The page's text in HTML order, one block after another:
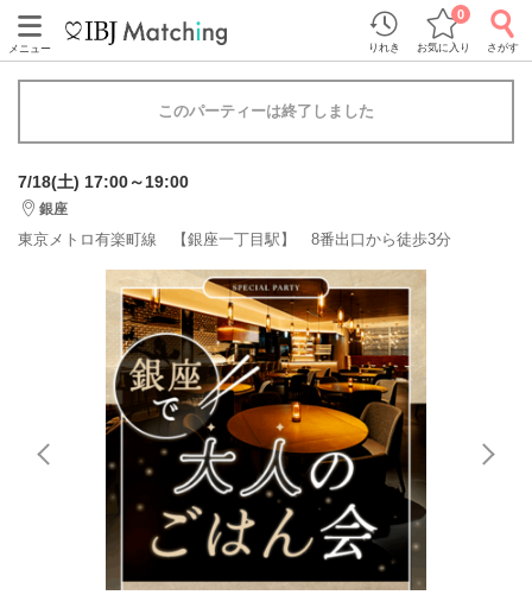
メニュー りれき お気に入り
0
さがす
このパーティーは終了しました
7/18(土) 17:00～19:00
銀座
東京メトロ有楽町線 【銀座一丁目駅】 8番出口から徒歩3分